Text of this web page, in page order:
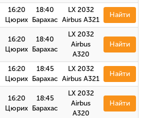
16:20
Цюрих
18:40
Барахас
LX 2032
Airbus А321
Найти
16:20
Цюрих
18:40
Барахас
LX 2032
Airbus
A320
Найти
16:20
Цюрих
18:45
Барахас
LX 2032
Airbus А321
Найти
16:20
Цюрих
18:45
Барахас
LX 2032
Airbus
A320
Найти